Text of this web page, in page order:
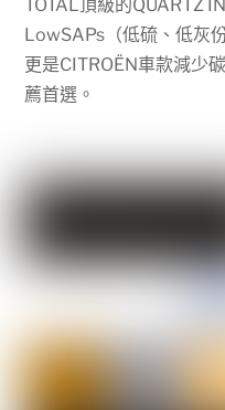
TOTAL 頂級的QUARTZ
LowSAPs （低硫、低灰
更是CITROËN車款減少
薦首選。